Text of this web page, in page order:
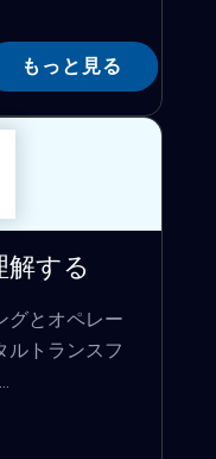
もっと見る
解する
グとオペレー
ルトランスフ